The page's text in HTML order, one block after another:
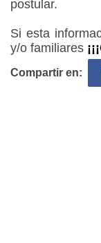
postular.
Si esta
y/o familiares
Compartir en: